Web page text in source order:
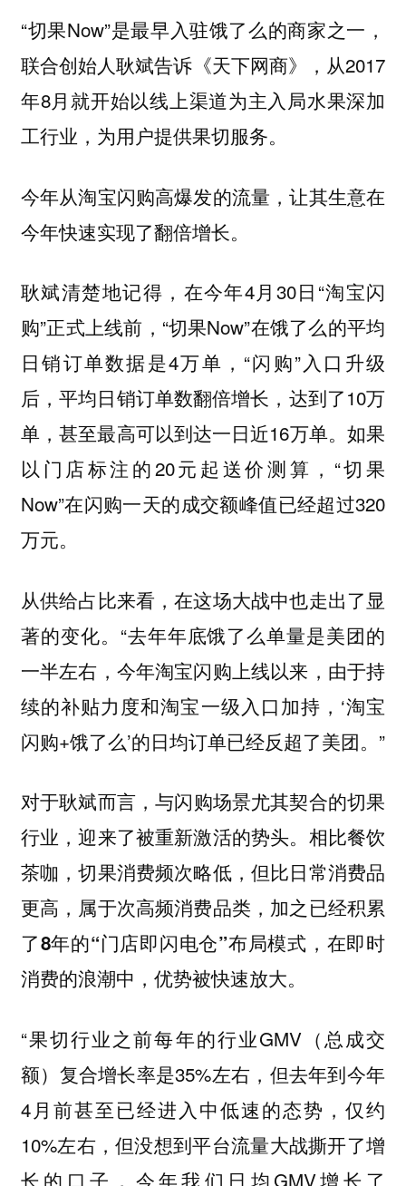
“切果Now”是最早入驻饿了么的商家之一，
联合创始人耿斌告诉《天下网商》，从2017
年8月就开始以线上渠道为主入局水果深加
工行业，为用户提供果切服务。
今年从淘宝闪购高爆发的流量，让其生意在
今年快速实现了翻倍增长。
耿斌清楚地记得，在今年4月30日“淘宝闪
购”正式上线前，“切果Now”在饿了么的平均
日销订单数据是4万单，“闪购”入口升级
后，平均日销订单数翻倍增长，达到了10万
单，甚至最高可以到达一日近16万单。如果
以门店标注的20元起送价测算，“切果
Now”在闪购一天的成交额峰值已经超过320
万元。
从供给占比来看，在这场大战中也走出了显
著的变化。“去年年底饿了么单量是美团的
一半左右，今年淘宝闪购上线以来，由于持
续的补贴力度和淘宝一级入口加持，‘淘宝
闪购+饿了么’的日均订单已经反超了美团。”
对于耿斌而言，与闪购场景尤其契合的切果
行业，迎来了被重新激活的势头。相比餐饮
茶咖，切果消费频次略低，但比日常消费品
更高，属于次高频消费品类，加之已经积累
了8年的“门店即闪电仓”布局模式，在即时
消费的浪潮中，优势被快速放大。
“果切行业之前每年的行业GMV（总成交
额）复合增长率是35%左右，但去年到今年
4月前甚至已经进入中低速的态势，仅约
10%左右，但没想到平台流量大战撕开了增
长的口子，今年我们日均GMV增长了